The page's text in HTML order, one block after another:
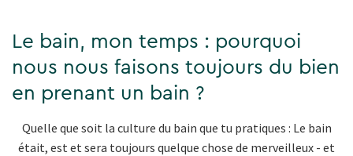
Le bain, mon temps : pourquoi
nous nous faisons toujours du bien
en prenant un bain ?
Quelle que soit la culture du bain que tu pratiques : Le bain
était, est et sera toujours quelque chose de merveilleux - et